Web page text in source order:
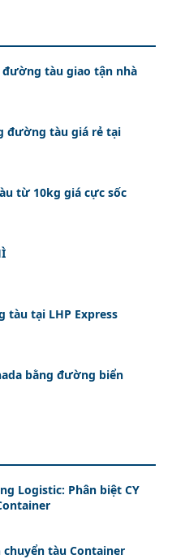
đường tàu giao tận nhà
đường tàu giá rẻ tại
từ 10kg giá cực sốc
tàu tại LHP Express
bằng đường biển
Logistic: Phân biệt CY
chuyển tàu Container